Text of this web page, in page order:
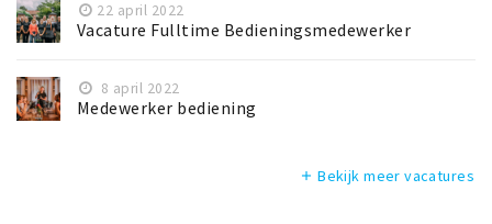
22 april 2022
Vacature Fulltime Bedieningsmedewerker
8 april 2022
Medewerker bediening
add Bekijk meer vacatures